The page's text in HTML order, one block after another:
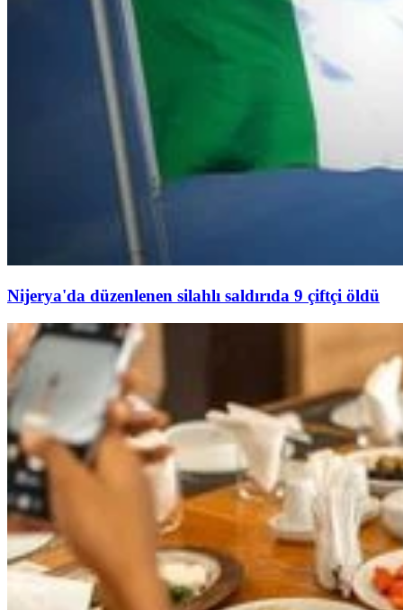
Nijerya'da düzenlenen silahlı saldırıda 9 çiftçi öldü